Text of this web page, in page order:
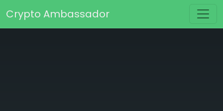
Основная навигация
Crypto Ambassador